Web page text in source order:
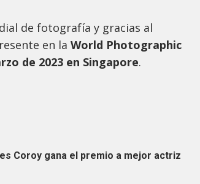
de fotografía y gracias al
en la World Photographic
de 2023 en Singapore.
Coroy gana el premio a mejor actriz